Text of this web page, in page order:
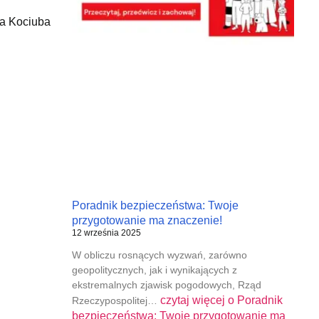
Kociuba
Poradnik bezpieczeństwa: Twoje
przygotowanie ma znaczenie!
12 września 2025
W obliczu rosnących wyzwań, zarówno
geopolitycznych, jak i wynikających z
ekstremalnych zjawisk pogodowych, Rząd
Rzeczypospolitej… czytaj więcej oPoradnik
bezpieczeństwa: Twoje przygotowanie ma